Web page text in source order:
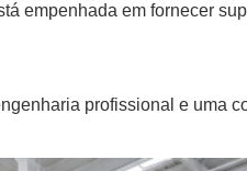
empenhada em fornecer
profissional e uma